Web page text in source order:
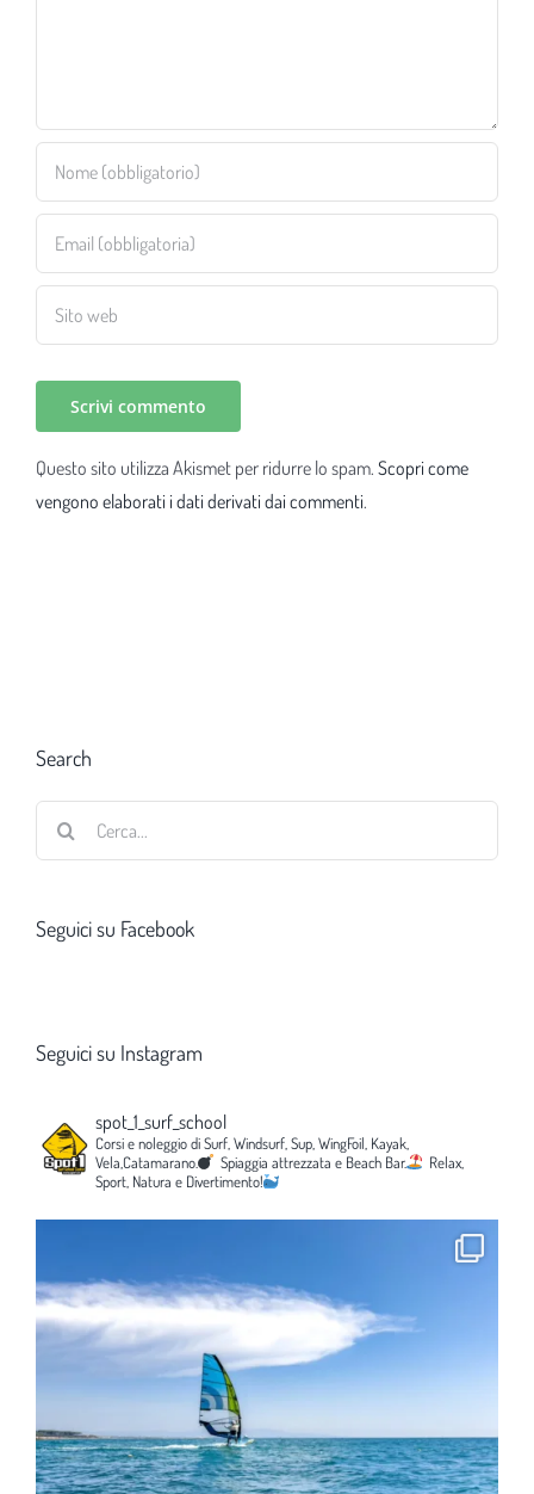
Questo sito utilizza Akismet per ridurre lo spam. Scopri come
vengono elaborati i dati derivati dai commenti.
Search
Seguici su Facebook
Seguici su Instagram
spot_1_surf_school
Corsi e noleggio di Surf, Windsurf, Sup, WingFoil, Kayak,
Vela,Catamarano.
Spiaggia attrezzata e Beach Bar.
Relax,
Sport, Natura e Divertimento!